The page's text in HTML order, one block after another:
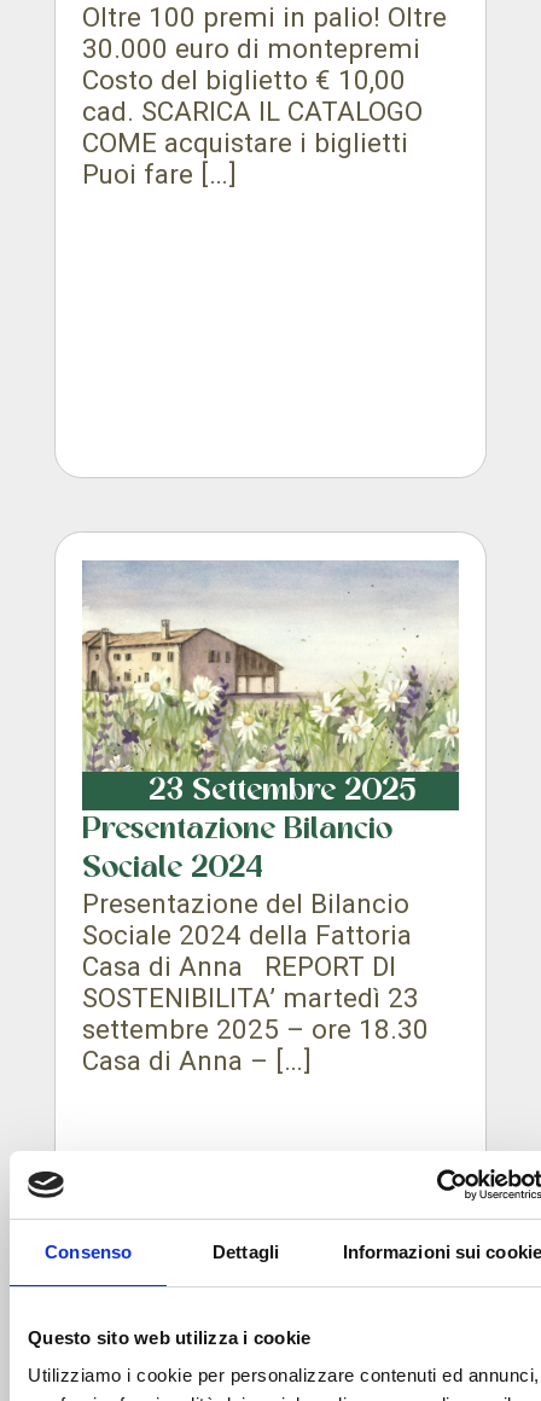
Consenso Dettagli Informazioni sui cookie
Questo sito web utilizza i cookie
Utilizziamo i cookie per personalizzare contenuti ed annunci,
Oltre 100 premi in palio! Oltre
30.000 euro di montepremi
Costo del biglietto € 10,00
cad. SCARICA IL CATALOGO
COME acquistare i biglietti
Puoi fare […]
23 Settembre 2025
Presentazione Bilancio
Sociale 2024
Presentazione del Bilancio
Sociale 2024 della Fattoria
Casa di Anna REPORT DI
SOSTENIBILITA’ martedì 23
settembre 2025 – ore 18.30
Casa di Anna – […]